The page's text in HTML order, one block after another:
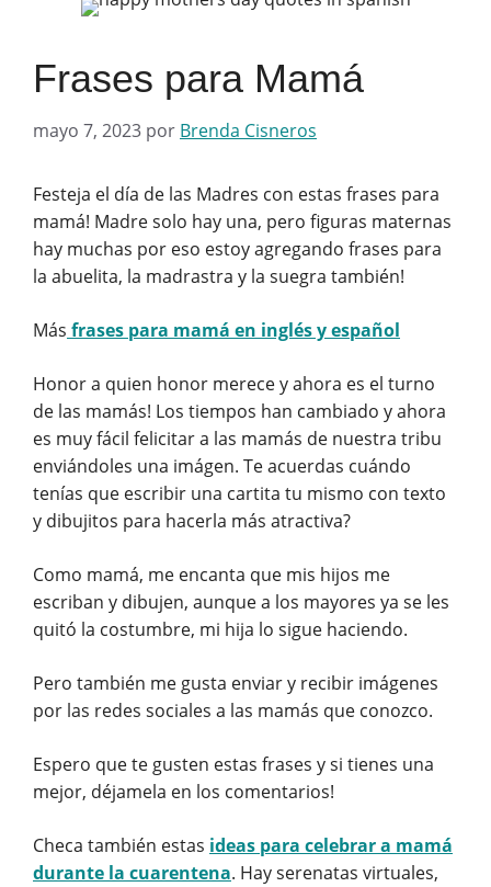
Frases para Mamá
mayo 7, 2023 por Brenda Cisneros
Festeja el día de las Madres con estas frases para
mamá! Madre solo hay una, pero figuras maternas
hay muchas por eso estoy agregando frases para
la abuelita, la madrastra y la suegra también!
Más frases para mamá en inglés y español
Honor a quien honor merece y ahora es el turno
de las mamás! Los tiempos han cambiado y ahora
es muy fácil felicitar a las mamás de nuestra tribu
enviándoles una imágen. Te acuerdas cuándo
tenías que escribir una cartita tu mismo con texto
y dibujitos para hacerla más atractiva?
Como mamá, me encanta que mis hijos me
escriban y dibujen, aunque a los mayores ya se les
quitó la costumbre, mi hija lo sigue haciendo.
Pero también me gusta enviar y recibir imágenes
por las redes sociales a las mamás que conozco.
Espero que te gusten estas frases y si tienes una
mejor, déjamela en los comentarios!
Checa también estas ideas para celebrar a mamá
durante la cuarentena. Hay serenatas virtuales,